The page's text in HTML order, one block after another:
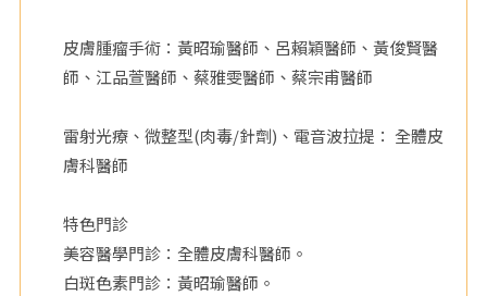
皮膚腫瘤手術：黃昭瑜醫師、呂賴穎醫師、黃俊賢醫
師、江品萱醫師、蔡雅雯醫師、蔡宗甫醫師
雷射光療、微整型(肉毒/針劑)、電音波拉提： 全體皮
膚科醫師
特色門診
美容醫學門診：全體皮膚科醫師。
白斑色素門診：黃昭瑜醫師。